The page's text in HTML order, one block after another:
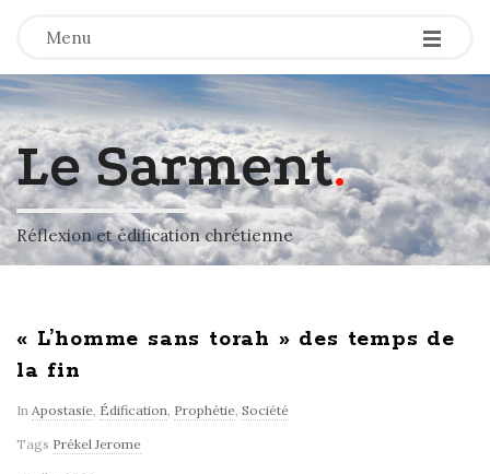
Menu -
-
-
Le Sarment.
Réflexion et édification chrétienne
« L’homme sans torah » des temps de
la fin
In Apostasie, Édification, Prophétie, Société
Tags Prékel Jerome